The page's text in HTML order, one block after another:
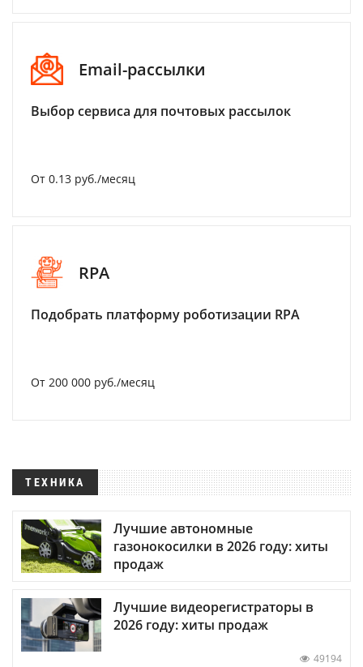
Email-рассылки
Выбор сервиса для почтовых рассылок
От 0.13 руб./месяц
RPA
Подобрать платформу роботизации RPA
От 200 000 руб./месяц
ТЕХНИКА
Лучшие автономные
газонокосилки в 2026 году: хиты
продаж
Лучшие видеорегистраторы в
2026 году: хиты продаж
49194